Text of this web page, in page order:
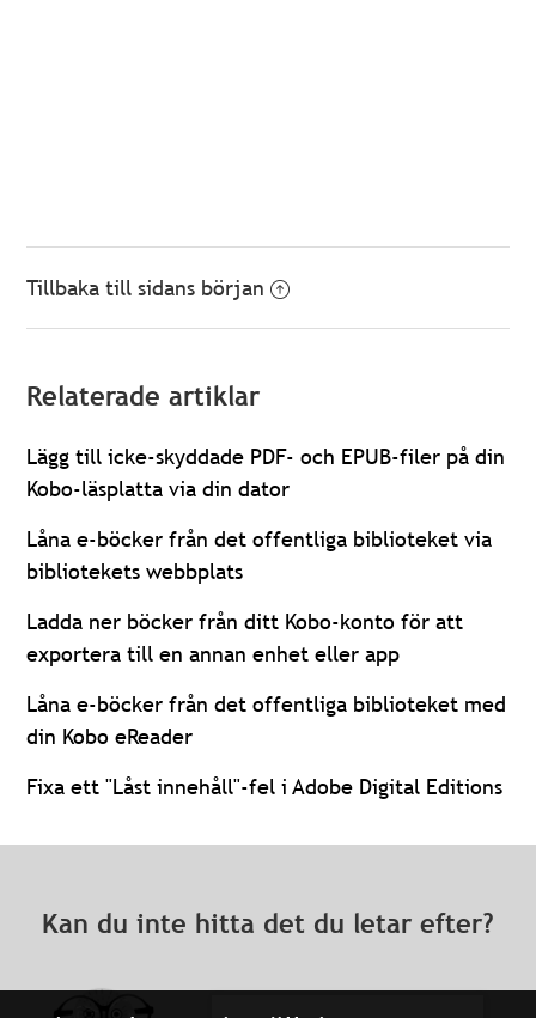
Tillbaka till sidans början
Relaterade artiklar
Lägg till icke-skyddade PDF- och EPUB-filer på din
Kobo-läsplatta via din dator
Låna e-böcker från det offentliga biblioteket via
bibliotekets webbplats
Ladda ner böcker från ditt Kobo-konto för att
exportera till en annan enhet eller app
Låna e-böcker från det offentliga biblioteket med
din Kobo eReader
Fixa ett "Låst innehåll"-fel i Adobe Digital Editions
Kan du inte hitta det du letar efter?